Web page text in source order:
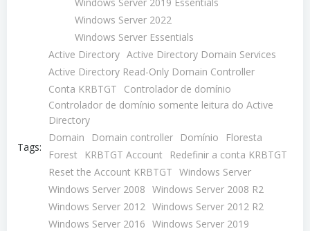
Windows Server 2022
Windows Server Essentials
Tags:
Active Directory Active Directory Domain Services
Active Directory Read-Only Domain Controller
Conta KRBTGT
Controlador de domínio
Controlador de domínio somente leitura do Active
Directory
Domain
Domain controller Domínio
Floresta
Forest
KRBTGT Account
Redefinir a conta KRBTGT
Reset the Account KRBTGT Windows Server
Windows Server 2008 Windows Server 2008 R2
Windows Server 2012 Windows Server 2012 R2
Windows Server 2016 Windows Server 2019